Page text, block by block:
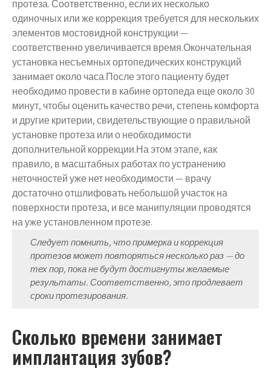
протеза. Соответственно, если их несколько
одиночных или же коррекция требуется для нескольких
элементов мостовидной конструкции —
соответственно увеличивается время.Окончательная
установка несъемных ортопедических конструкций
занимает около часа.После этого пациенту будет
необходимо провести в кабине ортопеда еще около 30
минут, чтобы оценить качество речи, степень комфорта
и другие критерии, свидетельствующие о правильной
установке протеза или о необходимости
дополнительной коррекции.На этом этапе, как
правило, в масштабных работах по устранению
неточностей уже нет необходимости — врачу
достаточно отшлифовать небольшой участок на
поверхности протеза, и все манипуляции проводятся
на уже установленном протезе.
Следует помнить, что примерка и коррекция
протезов может повторяться несколько раз — до
тех пор, пока не будут достигнуты желаемые
результаты. Соответственно, это продлевает
сроки протезирования.
Сколько времени занимает
имплантация зубов?